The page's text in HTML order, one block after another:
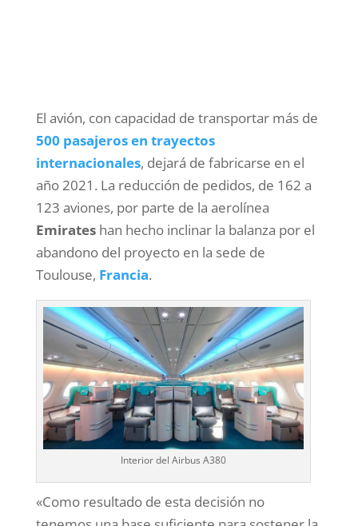
El avión, con capacidad de transportar más de
500 pasajeros en trayectos
internacionales, dejará de fabricarse en el
año 2021. La reducción de pedidos, de 162 a
123 aviones, por parte de la aerolínea
Emirateshan hecho inclinar la balanza por el
abandono del proyecto en la sede de
Toulouse, Francia.
Interior del Airbus A380
«Como resultado de esta decisión no